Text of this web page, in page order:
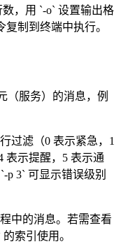
，用 `-o` 设置输出格
制到终端中执行。
（服务）的消息，例
过滤（0 表示紧急，1
表示提醒，5 表示通
p 3` 可显示错误级别
中的消息。若需查看
索引使用。